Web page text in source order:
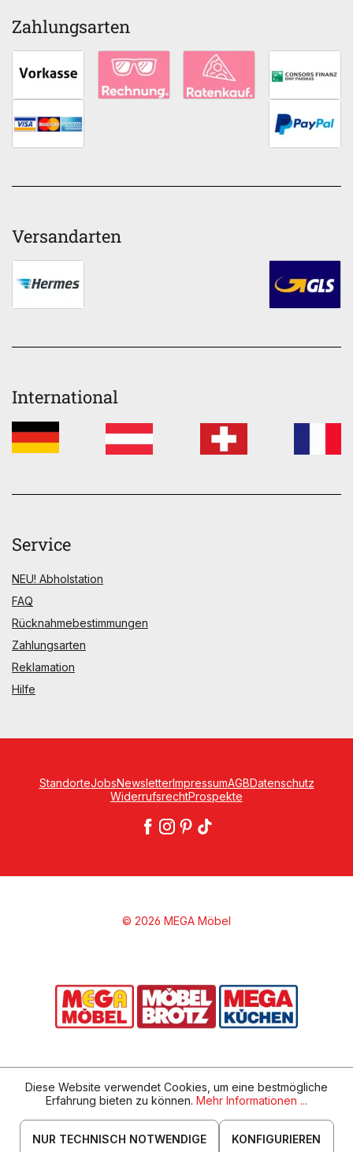
Zahlungsarten
Versandarten
International
Service
NEU! Abholstation
FAQ
Rücknahmebestimmungen
Zahlungsarten
Reklamation
Hilfe
StandorteJobsNewsletterImpressumAGBDatenschutz
WiderrufsrechtProspekte
© 2026 MEGA Möbel
Diese Website verwendet Cookies, um eine bestmögliche
Erfahrung bieten zu können. Mehr Informationen ...
NUR TECHNISCH NOTWENDIGE KONFIGURIEREN